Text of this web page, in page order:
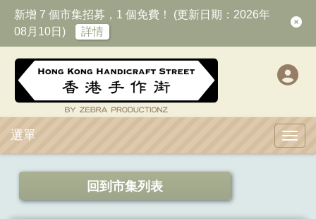
新增 7 個市集招募，1 個免費！ (更新日期：2026年
08月10日)
詳情
選單
回到市集列表